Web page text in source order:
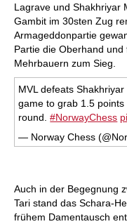
Lagrave und Shakhriyar
Gambit im 30sten Zug
Armageddonpartie
Partie die Oberhand
Mehrbauern zum Sieg.
MVL defeats
game to grab 1.5 points
round.#NorwayChess
— Norway Chess
Auch in der Begegnung
Tari stand das Schara-
frühem Damentausch